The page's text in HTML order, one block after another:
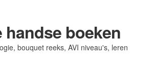
handse boeken
bouquet reeks, AVI niveau's, leren